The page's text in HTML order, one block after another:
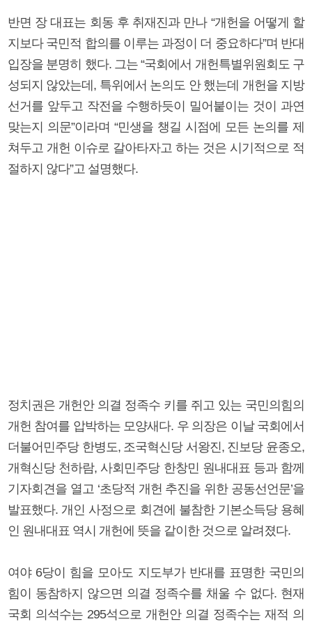
반면 장 대표는 회동 후 취재진과 만나 “개헌을 어떻게 할
지보다 국민적 합의를 이루는 과정이 더 중요하다”며 반대
입장을 분명히 했다. 그는 “국회에서 개헌특별위원회도 구
성되지 않았는데, 특위에서 논의도 안 했는데 개헌을 지방
선거를 앞두고 작전을 수행하듯이 밀어붙이는 것이 과연
맞는지 의문”이라며 “민생을 챙길 시점에 모든 논의를 제
쳐두고 개헌 이슈로 갈아타자고 하는 것은 시기적으로 적
절하지 않다”고 설명했다.
정치권은 개헌안 의결 정족수 키를 쥐고 있는 국민의힘의
개헌 참여를 압박하는 모양새다. 우 의장은 이날 국회에서
더불어민주당 한병도, 조국혁신당 서왕진, 진보당 윤종오,
개혁신당 천하람, 사회민주당 한창민 원내대표 등과 함께
기자회견을 열고 ‘초당적 개헌 추진을 위한 공동선언문’을
발표했다. 개인 사정으로 회견에 불참한 기본소득당 용혜
인 원내대표 역시 개헌에 뜻을 같이한 것으로 알려졌다.
여야 6당이 힘을 모아도 지도부가 반대를 표명한 국민의
힘이 동참하지 않으면 의결 정족수를 채울 수 없다. 현재
국회 의석수는 295석으로 개헌안 의결 정족수는 재적 의